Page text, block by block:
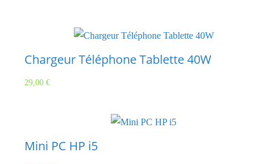
Chargeur Téléphone Tablette 40W
29,00 €
Mini PC HP i5